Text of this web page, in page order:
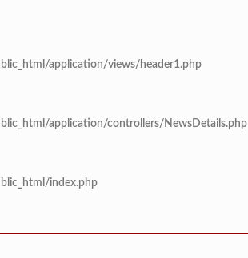
application/views/header1.php
application/controllers/NewsDetails.php
index.php